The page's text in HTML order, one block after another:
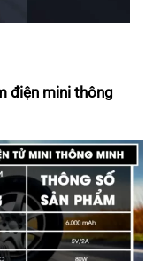
điện mini thông